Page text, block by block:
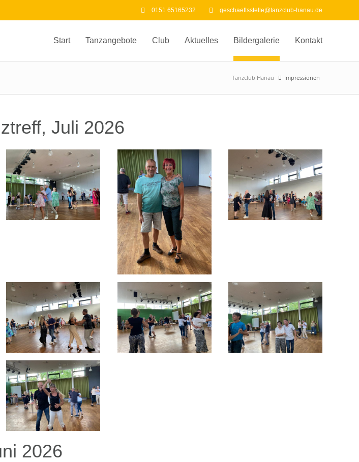
0151 65165232 geschaeftsstelle@tanzclub-hanau.de
Start Tanzangebote Club Aktuelles Bildergalerie Kontakt
Tanzclub Hanau Impressionen
Juli 2026
2026